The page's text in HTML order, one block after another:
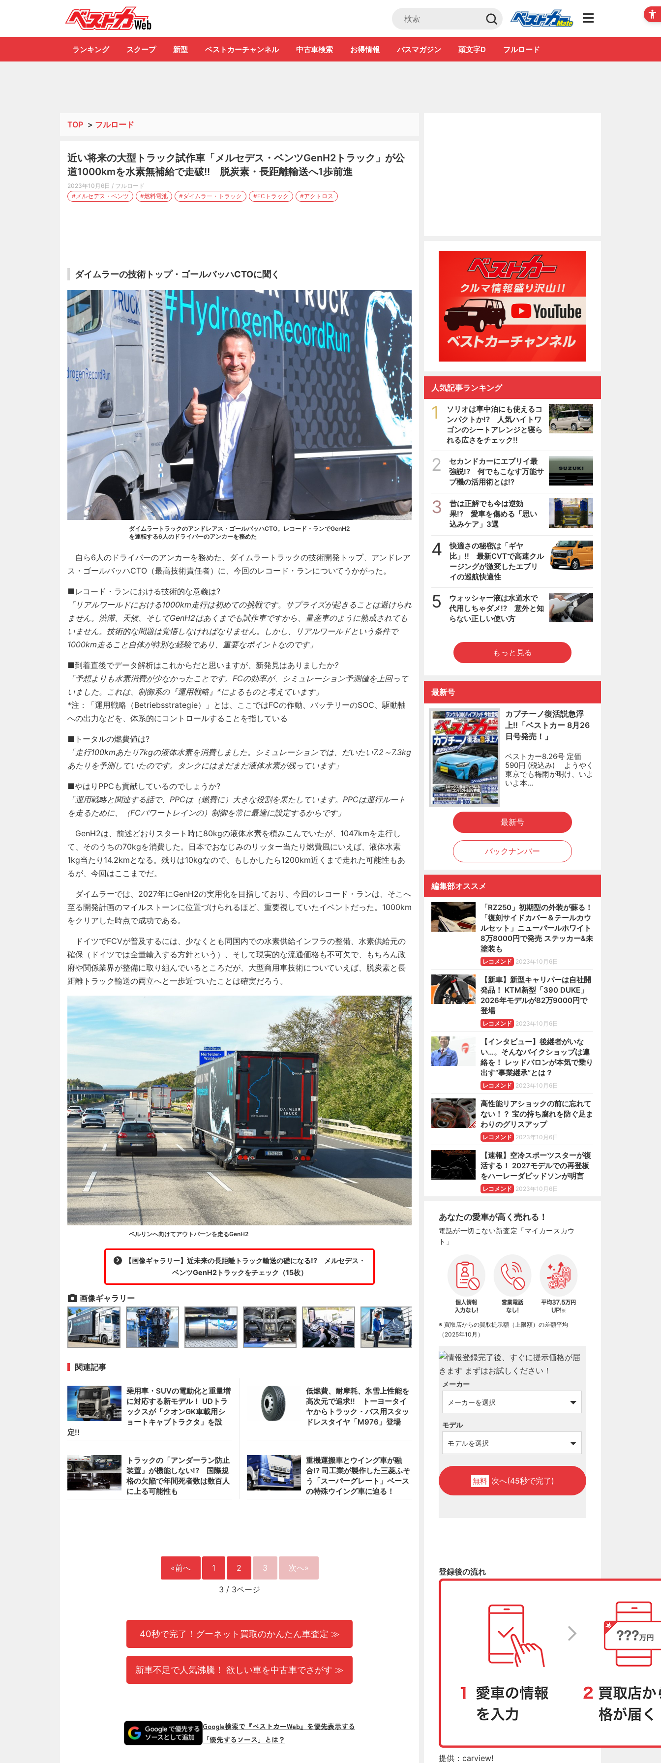
Club
ランキング スクープ 新型 ベストカーチャンネル 中古車検索 お得情報 バスマガジン 頭文字D フルロード
TOP > フルロード
近い将来の大型トラック試作車「メルセデス・ベンツGenH2トラック」が公
道1000kmを水素無補給で走破!! 脱炭素・長距離輸送へ1歩前進
2023年10月6日 / フルロード
#メルセデス・ベンツ
#燃料電池 #ダイムラー・トラック #FCトラック #アクトロス
ダイムラーの技術トップ・ゴールバッハCTOに聞く
ダイムラートラックのアンドレアス・ゴールバッハCTO。レコード・ランでGenH2
を運転する6人のドライバーのアンカーを務めた
自ら6人のドライバーのアンカーを務めた、ダイムラートラックの技術開発トップ、アンドレア
ス・ゴールバッハCTO（最高技術責任者）に、今回のレコード・ランについてうかがった。
■レコード・ランにおける技術的な意義は?
「リアルワールドにおける1000km走行は初めての挑戦です。サプライズが起きることは避けられ
ません。渋滞、天候、そしてGenH2はあくまでも試作車ですから、量産車のように熟成されても
いません。技術的な問題は覚悟しなければなりません。しかし、リアルワールドという条件で
1000km走ること自体が特別な経験であり、重要なポイントなのです」
■到着直後でデータ解析はこれからだと思いますが、新発見はありましたか?
「予想よりも水素消費が少なかったことです。FCの効率が、シミュレーション予測値を上回って
いました。これは、制御系の『運用戦略』*によるものと考えています」
*注：「運用戦略（Betriebsstrategie）」とは、ここではFCの作動、バッテリーのSOC、駆動軸
への出力などを、体系的にコントロールすることを指している
■トータルの燃費値は?
「走行100kmあたり7kgの液体水素を消費しました。シミュレーションでは、だいたい7.2～7.3kg
あたりを予測していたのです。タンクにはまだまだ液体水素が残っています」
■やはりPPCも貢献しているのでしょうか?
「運用戦略と関連する話で、PPCは（燃費に）大きな役割を果たしています。PPCは運行ルート
を走るために、（FCパワートレインの）制御を常に最適に設定するからです」
GenH2は、前述どおりスタート時に80kgの液体水素を積みこんでいたが、1047kmを走行し
て、そのうちの70kgを消費した。日本でおなじみのリッター当たり燃費風にいえば、液体水素
1kg当たり14.2kmとなる。残りは10kgなので、もしかしたら1200km近くまで走れた可能性もあ
るが、今回はここまでだ。
ダイムラーでは、2027年にGenH2の実用化を目指しており、今回のレコード・ランは、そこへ
至る開発計画のマイルストーンに位置づけられるほど、重要視していたイベントだった。1000km
をクリアした時点で成功である。
ドイツでFCVが普及するには、少なくとも同国内での水素供給インフラの整備、水素供給元の
確保（ドイツでは全量輸入する方針という）、そして現実的な流通価格も不可欠で、もちろん政
府や関係業界が整備に取り組んでいるところだが、大型商用車技術についていえば、脱炭素と長
距離トラック輸送の両立へと一歩近づいたことは確実だろう。
ベルリンへ向けてアウトバーンを走るGenH2
【画像ギャラリー】近未来の長距離トラック輸送の礎になる!? メルセデス・
ベンツGenH2トラックをチェック（15枚）
画像ギャラリー
関連記事
乗用車・SUVの電動化と重量増
に対応する新モデル！ UDトラ
ックスが「クオンGK車載用シ
ョートキャブトラクタ」を設
定!!
低燃費、耐摩耗、氷雪上性能を
高次元で追求!! トーヨータイ
ヤからトラック・バス用スタッ
ドレスタイヤ「M976」登場
トラックの「アンダーラン防止
装置」が機能しない!? 国際規
格の欠陥で年間死者数は数百人
に上る可能性も
重機運搬車とウイング車が融
合!? 司工業が製作した三菱ふそ
う「スーパーグレート」ベース
の特殊ウイング車に迫る！
«前へ 1 2 3 次へ»
3 / 3ページ
40秒で完了！グーネット買取のかんたん車査定 ≫
新車不足で人気沸騰！ 欲しい車を中古車でさがす ≫
Google検索で『ベストカーWeb』を優先表示する
「優先するソース」とは？
人気記事ランキング
1
ソリオは車中泊にも使えるコ
ンパクトか!? 人気ハイトワ
ゴンのシートアレンジと寝ら
れる広さをチェック!!
2
セカンドカーにエブリイ最
強説!? 何でもこなす万能サ
ブ機の活用術とは!?
3
昔は正解でも今は逆効
果!? 愛車を傷める「思い
込みケア」3選
4
快適さの秘密は「ギヤ
比」!! 最新CVTで高速クル
ージングが激変したエブリ
イの巡航快適性
5
ウォッシャー液は水道水で
代用しちゃダメ!? 意外と知
らない正しい使い方
もっと見る
最新号
カプチーノ復活説急浮
上!!「ベストカー 8月26
日号発売！」
ベストカー8.26号 定価
590円 (税込み) ようやく
東京でも梅雨が明け、いよ
いよ本…
最新号
バックナンバー
編集部オススメ
「RZ250」初期型の外装が蘇る！
「復刻サイドカバー＆テールカウ
ルセット」ニューパールホワイト
8万8000円で発売 ステッカー&未
塗装も
レコメンド 2023年10月6日
【新車】新型キャリパーは自社開
発品！ KTM新型「390 DUKE」
2026年モデルが82万9000円で
登場
レコメンド 2023年10月6日
【インタビュー】後継者がいな
い…。そんなバイクショップは連
絡を！ レッドバロンが本気で乗り
出す“事業継承”とは？
レコメンド 2023年10月6日
高性能リアショックの前に忘れて
ない！？ 宝の持ち腐れを防ぐ足ま
わりのグリスアップ
レコメンド 2023年10月6日
【速報】空冷スポーツスターが復
活する！ 2027モデルでの再登板
をハーレーダビッドソンが明言
レコメンド 2023年10月6日
あなたの愛車が高く売れる！
電話が一切こない新査定「マイカースカウ
ト」
※ 買取店からの買取提示額（上限額）の差額平均
（2025年10月）
メーカー
モデル
無料 次へ(45秒で完了)
登録後の流れ
提供：carview!